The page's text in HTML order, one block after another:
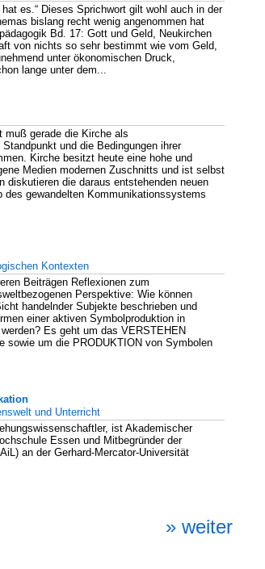
es.“ Dieses Sprichwort gilt wohl auch in der
bislang recht wenig angenommen hat
Bd. 17: Gott und Geld, Neukirchen
von nichts so sehr bestimmt wie vom Geld,
unter ökonomischen Druck,
lange unter dem...
muß gerade die Kirche als
und die Bedingungen ihrer
Kirche besitzt heute eine hohe und
Medien modernen Zuschnitts und ist selbst
diskutieren die daraus entstehenden neuen
des gewandelten Kommunikationssystems
Kontexten
Beiträgen Reflexionen zum
Perspektive: Wie können
handelnder Subjekte beschrieben und
einer aktiven Symbolproduktion in
Es geht um das VERSTEHEN
sowie um die PRODUKTION von Symbolen
und Unterricht
ist Akademischer
Essen und Mitbegründer der
an der Gerhard-Mercator-Universität
» weiter